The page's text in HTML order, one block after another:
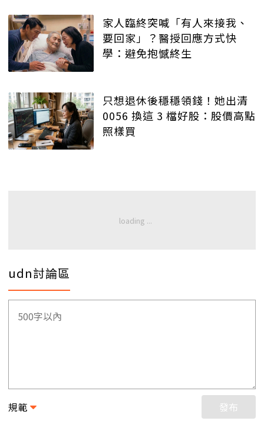
家人臨終突喊「有人來接我、
要回家」？醫授回應方式快
學：避免抱憾終生
只想退休後穩穩領錢！她出清
0056 換這 3 檔好股：股價高點
照樣買
udn討論區
規範 發布